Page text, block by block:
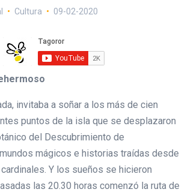
Cultura 09-02-2020
invitaba a soñar a los más de cien
puntos de la isla que se desplazaron
del Descubrimiento de
mágicos e historias traídas desde
Y los sueños se hicieron
las 20.30 horas comenzó la ruta de